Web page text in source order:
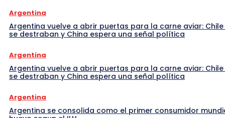
Argentina
Argentina vuelve a abrir puertas para la carne aviar: Chile
se destraban y China espera una señal política
Argentina
Argentina vuelve a abrir puertas para la carne aviar: Chile
se destraban y China espera una señal política
Argentina
Argentina se consolida como el primer consumidor